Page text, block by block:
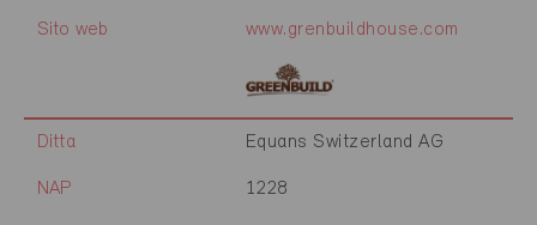
Sito web www.grenbuildhouse.com
Ditta Equans Switzerland AG
NAP 1228